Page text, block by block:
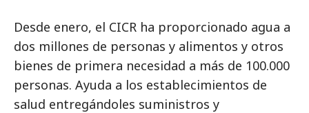
Desde enero, el CICR ha proporcionado agua a
dos millones de personas y alimentos y otros
bienes de primera necesidad a más de 100.000
personas. Ayuda a los establecimientos de
salud entregándoles suministros y